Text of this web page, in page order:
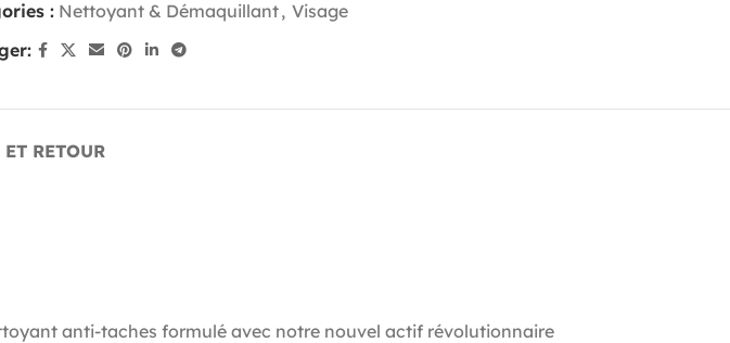
: Nettoyant & Démaquillant, Visage
RETOUR
anti-taches formulé avec notre nouvel actif révolutionnaire